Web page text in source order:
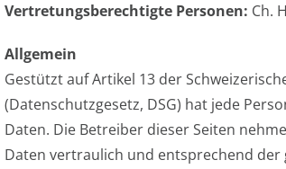
Vertretungsberechtigte Personen: Ch.
Allgemein
Gestützt auf Artikel 13 der
(Datenschutzgesetz, DSG) hat jede
Daten. Die Betreiber dieser Seiten
Daten vertraulich und entsprechend